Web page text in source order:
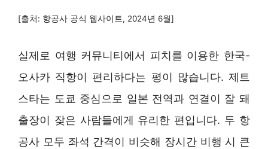
[출처: 항공사 공식 웹사이트, 2024년 6월]
실제로 여행 커뮤니티에서 피치를 이용한 한국-
오사카 직항이 편리하다는 평이 많습니다. 제트
스타는 도쿄 중심으로 일본 전역과 연결이 잘 돼
출장이 잦은 사람들에게 유리한 편입니다. 두 항
공사 모두 좌석 간격이 비슷해 장시간 비행 시 큰